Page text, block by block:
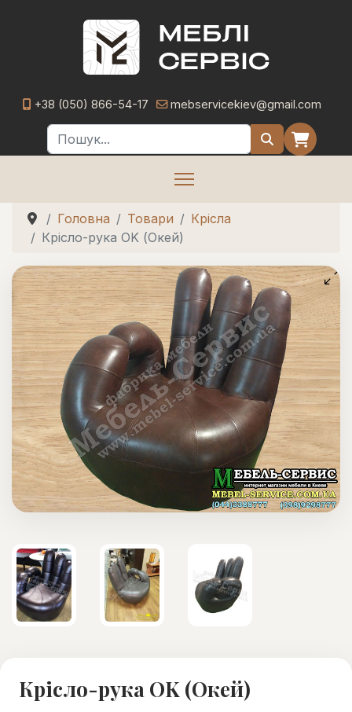
+38 (050) 866-54-17 mebservicekiev@gmail.com
Пошук
Головна Товари
Крісла
Крісло-рука OK (Окей)
Крісло-рука OK (Окей)